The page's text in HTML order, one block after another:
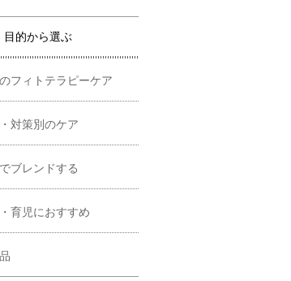
目的から選ぶ
フィトテラピーケア
対策別のケア
ブレンドする
育児におすすめ